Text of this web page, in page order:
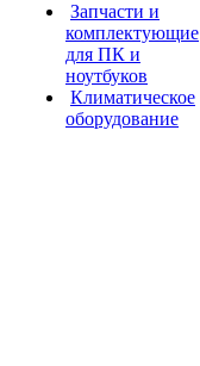
Запчасти и
комплектующие
для ПК и
ноутбуков
Климатическое
оборудование